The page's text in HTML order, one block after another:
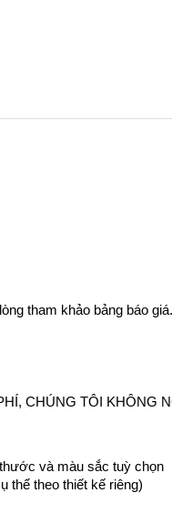
tham khảo bảng báo giá.
CHÚNG TÔI KHÔNG
và màu sắc tuỳ chọn
thể theo thiết kế riêng)